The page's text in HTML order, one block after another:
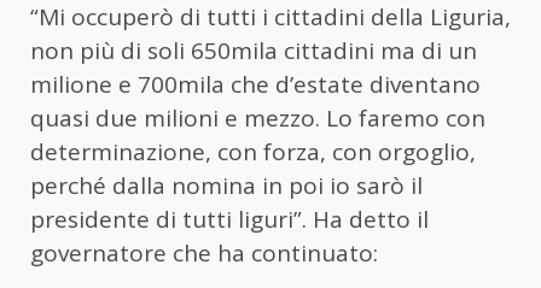
“Mi occuperò di tutti i cittadini della Liguria,
non più di soli 650mila cittadini ma di un
milione e 700mila che d’estate diventano
quasi due milioni e mezzo. Lo faremo con
determinazione, con forza, con orgoglio,
perché dalla nomina in poi io sarò il
presidente di tutti liguri”. Ha detto il
governatore che ha continuato: